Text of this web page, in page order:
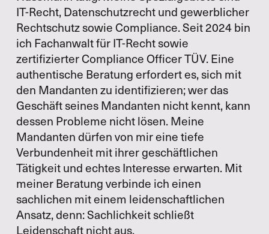
IT-Recht, Datenschutzrecht und gewerblicher
Rechtschutz sowie Compliance. Seit 2024 bin
ich Fachanwalt für IT-Recht sowie
zertifizierter Compliance Officer TÜV. Eine
authentische Beratung erfordert es, sich mit
den Mandanten zu identifizieren; wer das
Geschäft seines Mandanten nicht kennt, kann
dessen Probleme nicht lösen. Meine
Mandanten dürfen von mir eine tiefe
Verbundenheit mit ihrer geschäftlichen
Tätigkeit und echtes Interesse erwarten. Mit
meiner Beratung verbinde ich einen
sachlichen mit einem leidenschaftlichen
Ansatz, denn: Sachlichkeit schließt
Leidenschaft nicht aus.